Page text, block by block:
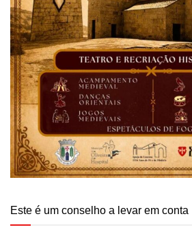
Este é um conselho a levar em conta